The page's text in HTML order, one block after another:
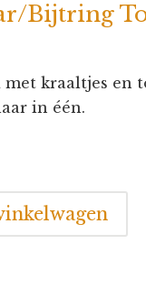
Bijtring
kraaltjes en
in één.